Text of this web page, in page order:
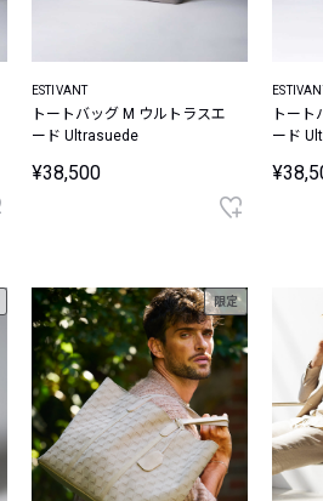
ESTIVANT
トートバッグ M ウルトラスエ
ード Ultrasuede
¥38,500
トー
ード
限定